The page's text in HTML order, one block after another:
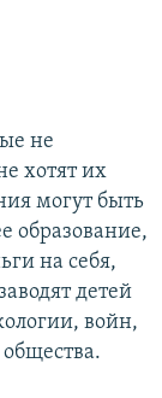
не
хотят их
могут быть
образование,
на себя,
детей
войн,